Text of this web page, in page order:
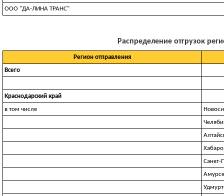
ООО "ДА-ЛИНА ТРАНС"
Распределение отгрузок
Регион отправления
Всего
Краснодарский край
в том числе
Санкт-